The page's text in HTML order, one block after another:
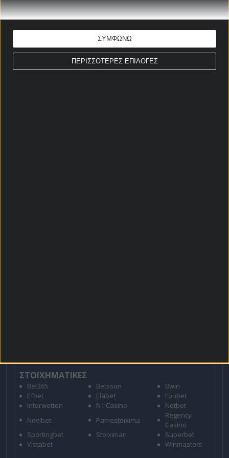
ΠΕΡΙΣΣΟΤΕΡΕΣ ΕΠΙΛΟΓΕΣ
ΣΥΜΦΩΝΩ
04/10/2025
ΣΤΟΙΧΗΜΑΤΙΚΕΣ ΠΡΟΣΦΟΡΕΣ *
ΣΤΟΙΧΗΜΑΤΙΚΕΣ
Bet365 Betsson
Bwin
Efbet
Elabet
Fonbet
Interwetten
N1 Casino
Netbet
Novibet
Pamestoixima
Regency
Casino
Sportingbet
Stoiximan
Superbet
Vistabet
Winmasters